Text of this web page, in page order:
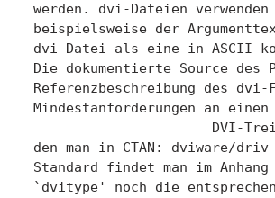
werden. dvi-Dateien
beispielsweise der
dvi-Datei als eine in ASCII
Die dokumentierte Source
Referenzbeschreibung des
Mindestanforderungen an
DVI-
den man in CTAN: dviware/
Standard findet man im
`dvitype' noch die